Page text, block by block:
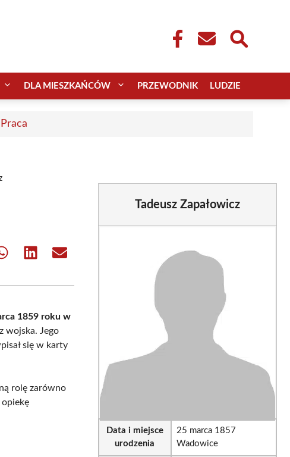
DLA MIESZKAŃCÓW PRZEWODNIK LUDZIE
Share Share Share
1859 roku w
wojska. Jego
się w karty
rolę zarówno
Tadeusz Zapałowicz
Data i miejsce
urodzenia
25 marca 1857
Wadowice